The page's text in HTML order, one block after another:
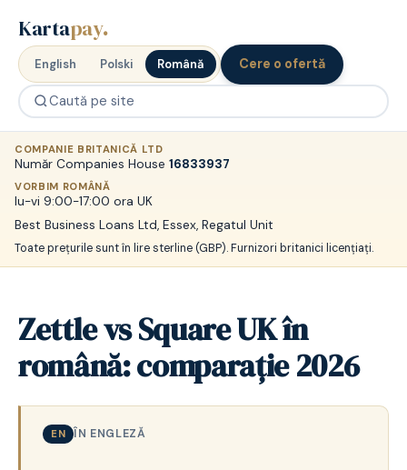
Kartapay.
English Polski Română Cere o ofertă
COMPANIE BRITANICĂ LTD
Număr Companies House 16833937
VORBIM ROMÂNĂ
lu-vi 9:00-17:00 ora UK
Best Business Loans Ltd, Essex, Regatul Unit
Toate prețurile sunt în lire sterline (GBP). Furnizori britanici licențiați.
Zettle vs Square UK în
română: comparație 2026
EN ÎN ENGLEZĂ